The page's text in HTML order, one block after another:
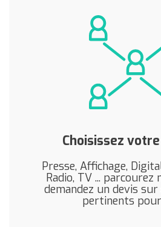
Choisissez
Presse, Affichage,
Radio, TV ... parcourez
demandez un devis
pertinents